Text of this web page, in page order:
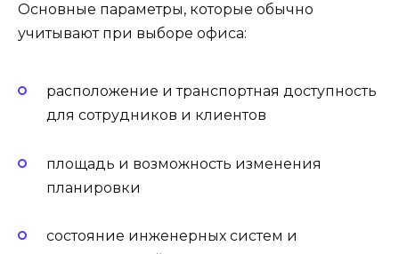
Основные параметры, которые обычно
учитывают при выборе офиса:
расположение и транспортная доступность
для сотрудников и клиентов
площадь и возможность изменения
планировки
состояние инженерных систем и